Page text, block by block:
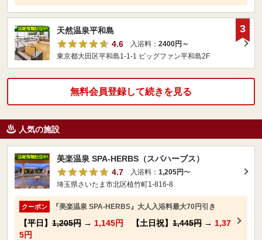
天然温泉平和島
4.6
入浴料： 2400円～
東京都大田区平和島1-1-1 ビッグファン平和島2F
3
無料会員登録して続きを見る
人気の施設
美楽温泉 SPA-HERBS（スパハーブス）
4.7
入浴料： 1,205円〜
埼玉県さいたま市北区植竹町1-816-8
クーポン 『美楽温泉 SPA-HERBS』大人入浴料最大70円引き
【平日】 1,205円 → 1,145円 【土日祝】 1,445円 → 1,37
5円